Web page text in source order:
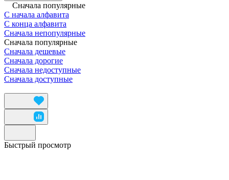
Сначала популярные
С начала алфавита
С конца алфавита
Сначала непопулярные
Сначала популярные
Сначала дешевые
Сначала дорогие
Сначала недоступные
Сначала доступные
Быстрый просмотр